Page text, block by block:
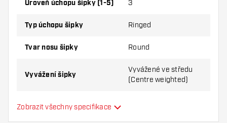
Úroveň úchopu šipky (1-5) 3
Typ úchopu šipky Ringed
Tvar nosu šipky Round
Vyvážení šipky
Vyvážené ve středu
(Centre weighted)
Materiál šipky
Zobrazit všechny specifikace